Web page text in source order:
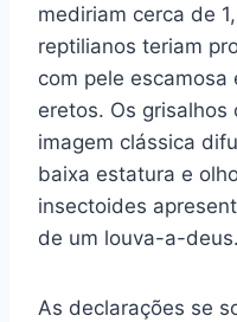
mediriam cerca de
reptilianos teriam
com pele escamosa
eretos. Os grisalhos
imagem clássica
baixa estatura e
insectoides
de um louva-a-deus.
As declarações se